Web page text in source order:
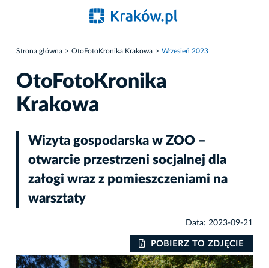
Strona główna OtoFotoKronika Krakowa Wrzesień 2023
OtoFotoKronika
Krakowa
Wizyta gospodarska w ZOO –
otwarcie przestrzeni socjalnej dla
załogi wraz z pomieszczeniami na
warsztaty
Data: 2023-09-21
POBIERZ TO ZDJĘCIE